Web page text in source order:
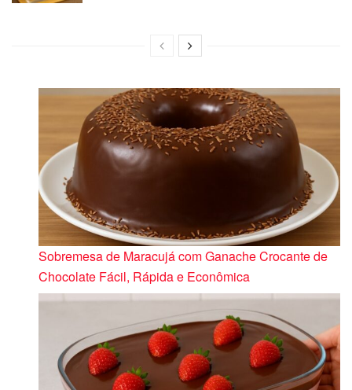
Sobremesa de Maracujá com Ganache Crocante de
Chocolate Fácil, Rápida e Econômica